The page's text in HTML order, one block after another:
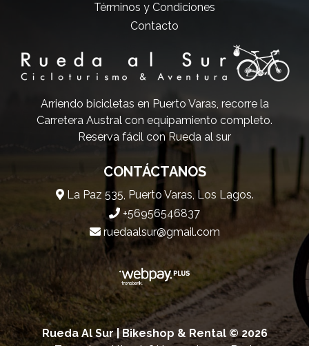
Términos y Condiciones
Contacto
Arriendo bicicletas en Puerto Varas, recorre la
Carretera Austral con equipamiento completo.
Reserva fácil con Rueda al sur
CONTÁCTANOS
La Paz 535, Puerto Varas, Los Lagos.
+56956546837
ruedaalsur@gmail.com
Rueda Al Sur | Bikeshop & Rental © 2026